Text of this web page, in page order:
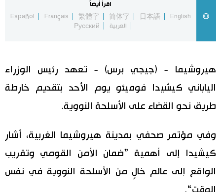
سياحة وسفر
اليابان في فيديو
مانغا وأنيمي
صور
الأكثر تفاعلا
اللغة اليابانية
اقرأ أيضاً
English
日本語
简体字
繁體字
Français
Español
العربية
Русский
هيروشيما - (جيجي برس) - تعهد رئيس الوزراء
الياباني كيشيدا فوميئو يوم الأحد بتقديم خارطة
طريق نحو القضاء على الأسلحة النووية.
وفي مؤتمر صحفي بمدينة هيروشيما الغربية، أشار
كيشيدا إلى أهمية ”ضمان الأمن القومي وتقريب
الواقع إلى عالم خالٍ من الأسلحة النووية في نفس